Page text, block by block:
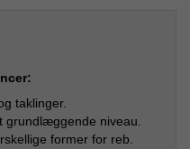
taklinger.
grundlæggende niveau.
former for reb.